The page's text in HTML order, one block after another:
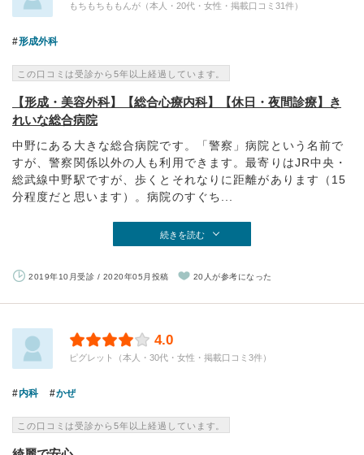
もちもちももんが（本人・20代・女性・掲載口コミ31件）
形成外科
この口コミは受診から5年以上経過しています。
【形成・美容外科】【総合心療内科】【休日・夜間診療】き
れいな総合病院
中野にある大きな総合病院です。「警察」病院という名前で
すが、警察関係以外の人も利用できます。最寄りはJR中央・
総武線中野駅ですが、歩くとそれなりに距離があります（15
分程度だと思います）。病院のすぐち...
続きを読む
2019年10月受診 / 2020年05月投稿 20人が参考になった
4.0
ピグレット（本人・30代・女性・掲載口コミ3件）
内科 かぜ
この口コミは受診から5年以上経過しています。